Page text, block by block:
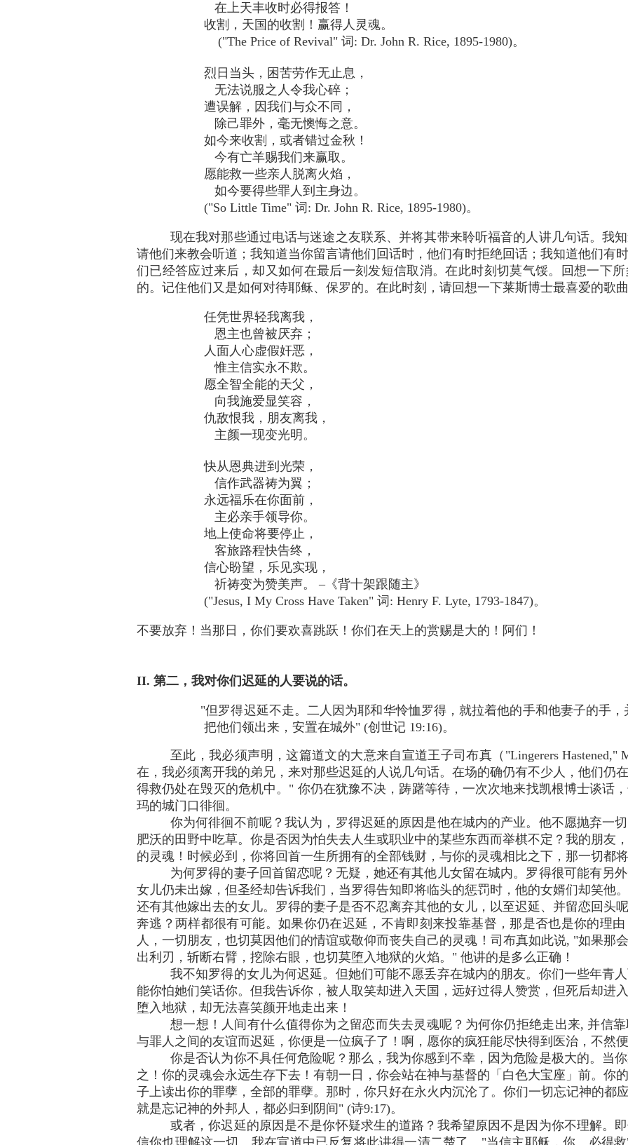
在上天丰收时必得报答！
收割，天国的收割！赢得人灵魂。
("The Price of Revival" 词: Dr. John R. Rice, 1895-1980)。
烈日当头，困苦劳作无止息，
无法说服之人令我心碎；
遭误解，因我们与众不同，
除己罪外，毫无懊悔之意。
如今来收割，或者错过金秋！
今有亡羊赐我们来赢取。
愿能救一些亲人脱离火焰，
如今要得些罪人到主身边。
("So Little Time" 词: Dr. John R. Rice, 1895-1980)。
现在我对那些通过电话与迷途之友联系、并将其带来聆听福音的人讲几句话。我
请他们来教会听道；我知道当你留言请他们回话时，他们有时拒绝回话；我知道他们有
们已经答应过来后，却又如何在最后一刻发短信取消。在此时刻切莫气馁。回想一下
的。记住他们又是如何对待耶稣、保罗的。在此时刻，请回想一下莱斯博士最喜爱的歌曲
任凭世界轻我离我，
恩主也曾被厌弃；
人面人心虚假奸恶，
惟主信实永不欺。
愿全智全能的天父，
向我施爱显笑容，
仇敌恨我，朋友离我，
主颜一现变光明。
快从恩典进到光荣，
信作武器祷为翼；
永远福乐在你面前，
主必亲手领导你。
地上使命将要停止，
客旅路程快告终，
信心盼望，乐见实现，
祈祷变为赞美声。 –《背十架跟随主》
("Jesus, I My Cross Have Taken" 词: Henry F. Lyte, 1793-1847)。
不要放弃！当那日，你们要欢喜跳跃！你们在天上的赏赐是大的！阿们！
II. 第二，我对你们迟延的人要说的话。
"但罗得迟延不走。二人因为耶和华怜恤罗得，就拉着他的手和他妻子的手，
把他们领出来，安置在城外" (创世记 19:16)。
至此，我必须声明，这篇道文的大意来自宣道王子司布真（"Lingerers Hastened,"
在，我必须离开我的弟兄，来对那些迟延的人说几句话。在场的确仍有不少人，他们仍
得救仍处在毁灭的危机中。" 你仍在犹豫不决，踌躇等待，一次次地来找凯根博士谈话
玛的城门口徘徊。
你为何徘徊不前呢？我认为，罗得迟延的原因是他在城内的产业。他不愿抛弃一
肥沃的田野中吃草。你是否因为怕失去人生或职业中的某些东西而举棋不定？我的朋友
的灵魂！时候必到，你将回首一生所拥有的全部钱财，与你的灵魂相比之下，那一切都将
为何罗得的妻子回首留恋呢？无疑，她还有其他儿女留在城内。罗得很可能有另
女儿仍未出嫁，但圣经却告诉我们，当罗得告知即将临头的惩罚时，他的女婿们却笑他
还有其他嫁出去的女儿。罗得的妻子是否不忍离弃其他的女儿，以至迟延、并留恋回头
奔逃？两样都很有可能。如果你仍在迟延，不肯即刻来投靠基督，那是否也是你的理
人，一切朋友，也切莫因他们的情谊或敬仰而丧失自己的灵魂！司布真如此说, "如果那
出利刃，斩断右臂，挖除右眼，也切莫堕入地狱的火焰。" 他讲的是多么正确！
我不知罗得的女儿为何迟延。但她们可能不愿丢弃在城内的朋友。你们一些年青
能你怕她们笑话你。但我告诉你，被人取笑却进入天国，远好过得人赞赏，但死后却进
堕入地狱，却无法喜笑颜开地走出来！
想一想！人间有什么值得你为之留恋而失去灵魂呢？为何你仍拒绝走出来, 并信
与罪人之间的友谊而迟延，你便是一位疯子了！啊，愿你的疯狂能尽快得到医治，不然便
你是否认为你不具任何危险呢？那么，我为你感到不幸，因为危险是极大的。当
之！你的灵魂会永远生存下去！有朝一日，你会站在神与基督的「白色大宝座」前。你
子上读出你的罪孽，全部的罪孽。那时，你只好在永火内沉沦了。你们一切忘记神的都
就是忘记神的外邦人，都必归到阴间" (诗9:17)。
或者，你迟延的原因是不是你怀疑求生的道路？我希望原因不是因为你不理解。
信你也理解这一切。我在宣道中已反复将此讲得一清二楚了。"当信主耶稣，你…必得